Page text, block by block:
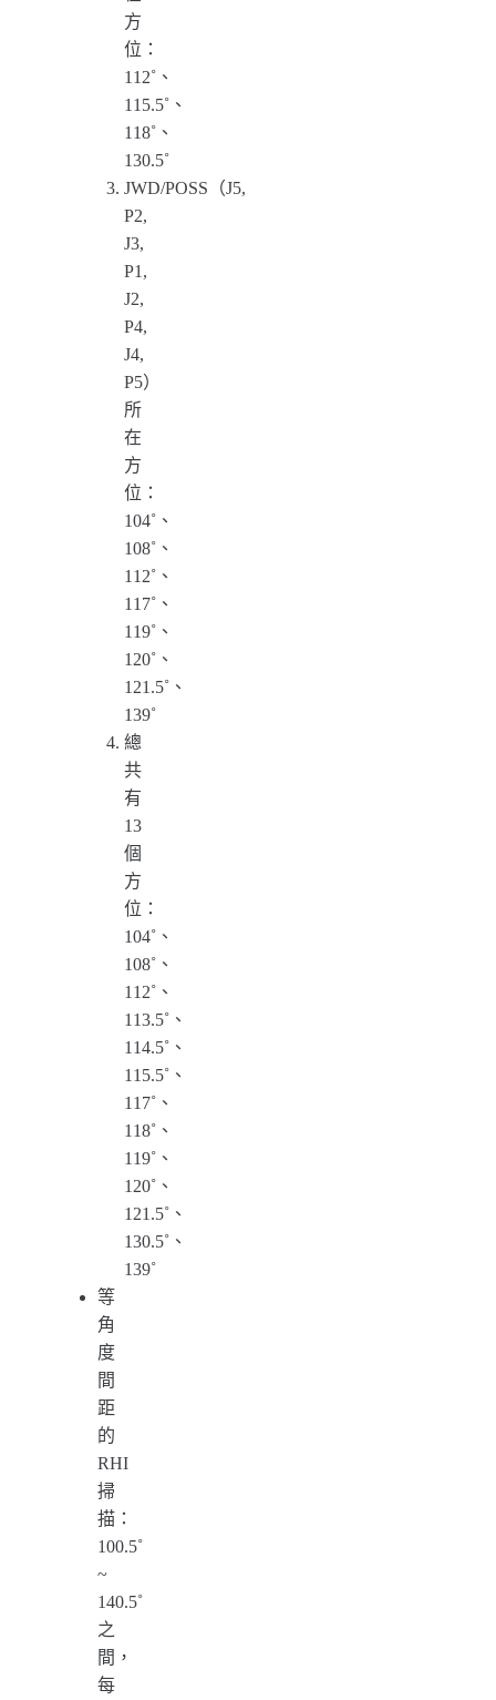
方
位：
112˚、
115.5˚、
118˚、
130.5˚
JWD/POSS（J5,
P2,
J3,
P1,
J2,
P4,
J4,
P5）
所
在
方
位：
104˚、
108˚、
112˚、
117˚、
119˚、
120˚、
121.5˚、
139˚
總
共
有
13
個
方
位：
104˚、
108˚、
112˚、
113.5˚、
114.5˚、
115.5˚、
117˚、
118˚、
119˚、
120˚、
121.5˚、
130.5˚、
139˚
等
角
度
間
距
的
RHI
掃
描：
100.5˚
~
140.5˚
之
間，
每